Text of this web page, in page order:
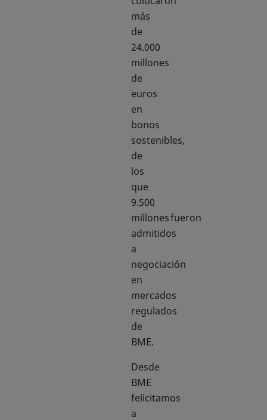
más
de
24.000
millones
de
euros
en
bonos
sostenibles,
de
los
que
9.500
millones fueron
admitidos
a
negociación
en
mercados
regulados
de
BME.
Desde
BME
felicitamos
a